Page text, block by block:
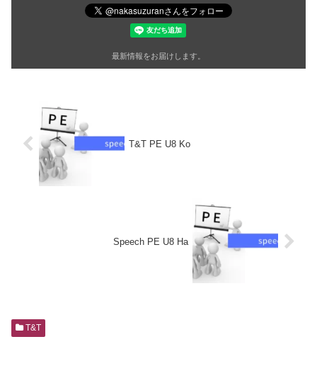
最新情報をお届けします。
T&T PE U8 Ko
Speech PE U8 Ha
T&T